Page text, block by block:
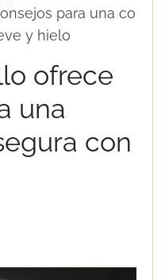
para una co
y hielo
ofrece
una
con